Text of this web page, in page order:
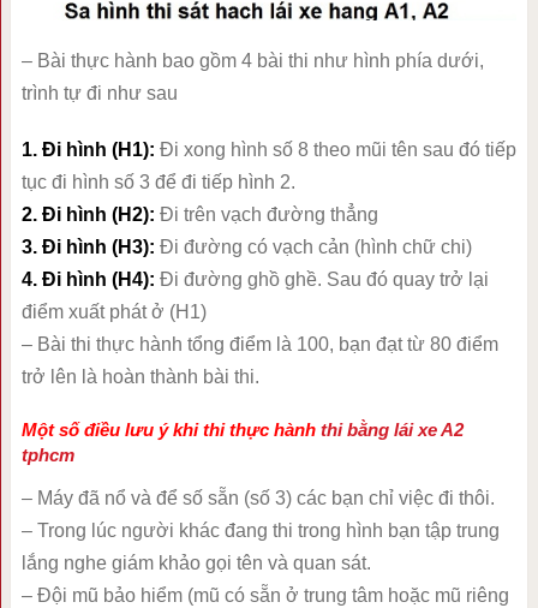
– Bài thực hành bao gồm 4 bài thi như hình phía dưới,
trình tự đi như sau
1. Đi hình (H1): Đi xong hình số 8 theo mũi tên sau đó tiếp
tục đi hình số 3 để đi tiếp hình 2.
2. Đi hình (H2): Đi trên vạch đường thẳng
3. Đi hình (H3): Đi đường có vạch cản (hình chữ chi)
4. Đi hình (H4): Đi đường ghồ ghề. Sau đó quay trở lại
điểm xuất phát ở (H1)
– Bài thi thực hành tổng điểm là 100, bạn đạt từ 80 điểm
trở lên là hoàn thành bài thi.
Một số điều lưu ý khi thi thực hành thi bằng lái xe A2
tphcm
– Máy đã nổ và để số sẵn (số 3) các bạn chỉ việc đi thôi.
– Trong lúc người khác đang thi trong hình bạn tập trung
lắng nghe giám khảo gọi tên và quan sát.
– Đội mũ bảo hiểm (mũ có sẵn ở trung tâm hoặc mũ riêng